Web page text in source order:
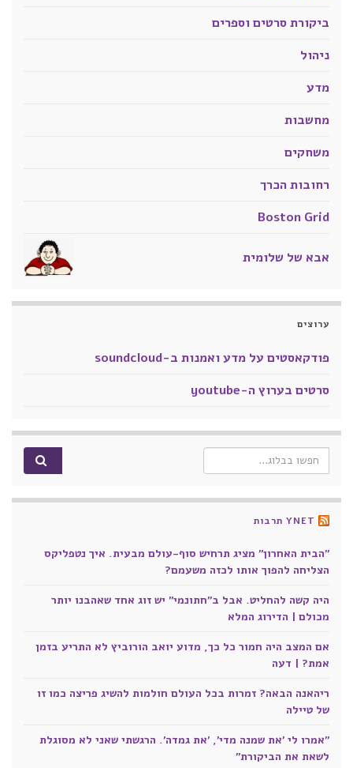
ביקורת סרטים וספרים
ניהול
מדע
מחשבות
משחקים
רחובות הכרך
Boston Grid
אבא של שלומית
ערוצים
פודקאסטים על מדע ואמנות ב-soundcloud
סרטים בערוץ ה-youtube
Search for:
YNET תרבות
"הבית האחרון" מציג תרחיש סוף-עולם מבעית. איך נטפליקס
הצליחה להפוך אותו לכזה משעמם?
היה קשה להחליט. אבל ב"חתונמי" יש זוג אחד שאהבנו יותר
מכולם | הדירוג המלא
אם המצב היה חמור כל כך, מדוע יואב הורוביץ לא התריע בזמן
אמת? | דעה
ריהאנה הבאה? זמרות בכל העולם חולמות להשיג פריצה כמו זו
של טיילה
"אמרו לי 'את שמנה מדי', 'את גמדה'. הרגשתי שאני לא מסוגלת
לשאת את הביקורת"